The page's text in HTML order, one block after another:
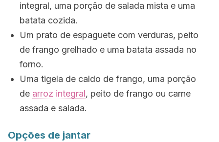
integral, uma porção de salada mista e uma
batata cozida.
Um prato de espaguete com verduras, peito
de frango grelhado e uma batata assada no
forno.
Uma tigela de caldo de frango, uma porção
de arroz integral, peito de frango ou carne
assada e salada.
Opções de jantar